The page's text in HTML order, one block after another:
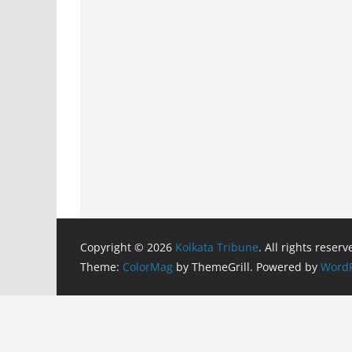
Copyright © 2026 Kolkata Tribune. All rights
Theme: ColorMag by ThemeGrill. Powered by